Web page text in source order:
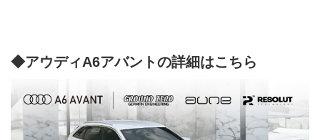
◆アウディA6アバントの詳細はこちら